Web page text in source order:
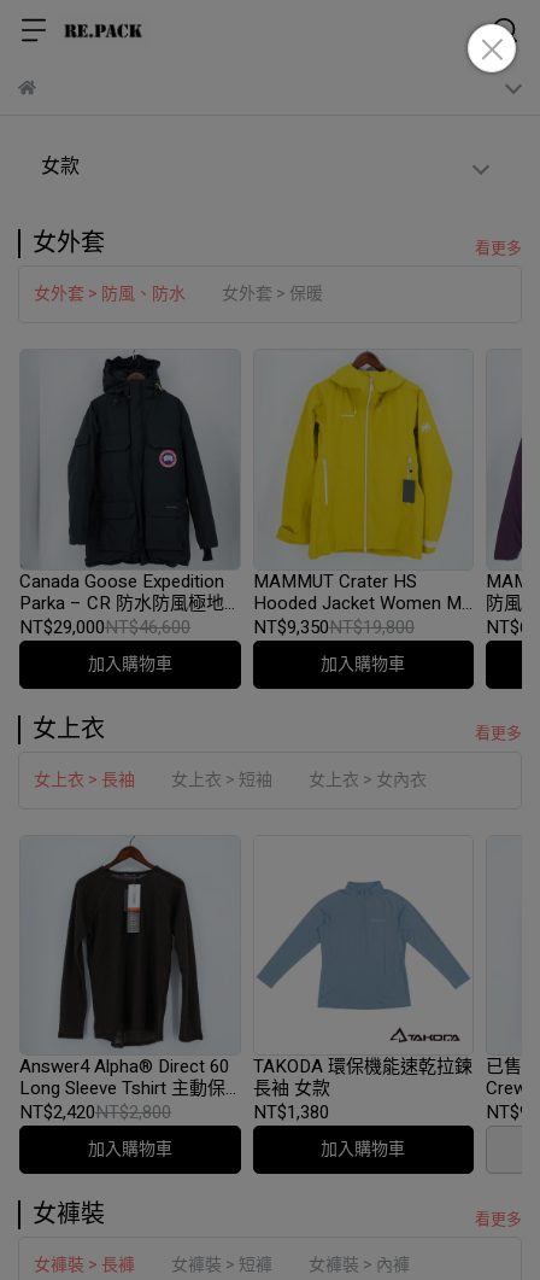
女款
女外套 看更多
女外套 > 防風、防水 女外套 > 保暖
Canada Goose Expedition
Parka – CR 防水防風極地
保暖外套 M碼 黑色
NT$29,000NT$46,600
加入購物車
MAMMUT Crater HS
Hooded Jacket Women M
碼 165/92A（Style No.
1010-27710） 黃色
NT$9,350NT$19,800
加入購物車
防風
碼 紫
女上衣 看更多
女上衣 > 長袖 女上衣 > 短袖 女上衣 > 女內衣
Answer4 Alpha® Direct 60
Long Sleeve Tshirt 主動保
暖長袖上衣 M碼 深棕
NT$2,420NT$2,800
加入購物車
TAKODA 環保機能速乾拉鍊
長袖 女款
NT$1,380
加入購物車
已售
Crew
貼身
女褲裝 看更多
女褲裝 > 長褲 女褲裝 > 短褲 女褲裝 > 內褲